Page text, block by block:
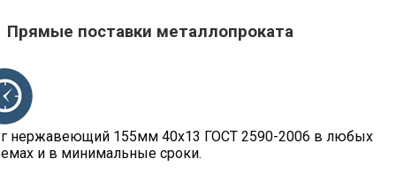
Прямые поставки металлопроката
нержавеющий 155мм 40х13 ГОСТ 2590-2006 в любых
и в минимальные сроки.